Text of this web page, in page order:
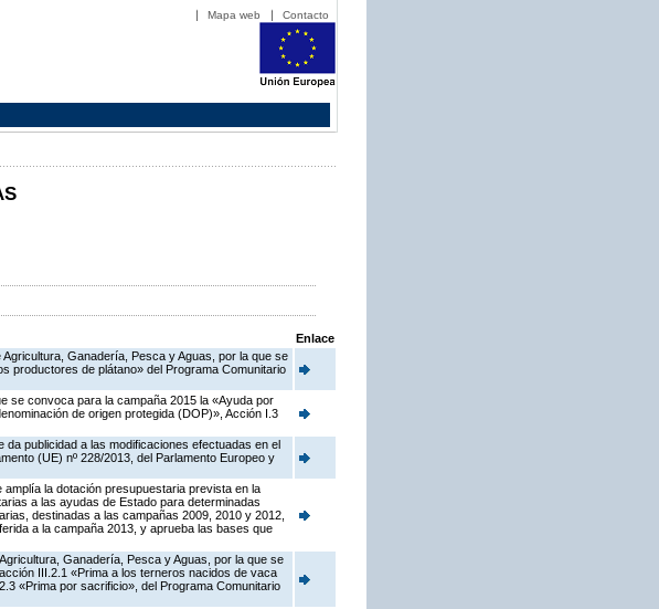
Mapa web Contacto
Enlace
Ganadería, Pesca y Aguas, por la que se
productores de plátano» del Programa Comunitario
se convoca para la campaña 2015 la «Ayuda por
de origen protegida (DOP)», Acción I.3
publicidad a las modificaciones efectuadas en el
(UE) nº 228/2013, del Parlamento Europeo y
la dotación presupuestaria prevista en la
a las ayudas de Estado para determinadas
destinadas a las campañas 2009, 2010 y 2012,
a la campaña 2013, y aprueba las bases que
Ganadería, Pesca y Aguas, por la que se
III.2.1 «Prima a los terneros nacidos de vaca
«Prima por sacrificio», del Programa Comunitario